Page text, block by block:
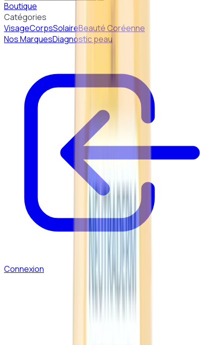
Boutique
Catégories
VisageCorpsSolaireBeauté Coréenne
Nos MarquesDiagnostic peau
Connexion